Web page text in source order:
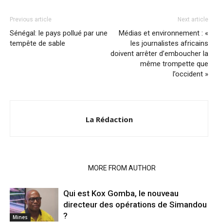
Previous article
Sénégal: le pays pollué par une
tempête de sable
Next article
Médias et environnement : «
les journalistes africains
doivent arrêter d’emboucher la
même trompette que
l’occident »
La Rédaction
MORE FROM AUTHOR
Mines
Qui est Kox Gomba, le nouveau
directeur des opérations de Simandou
?